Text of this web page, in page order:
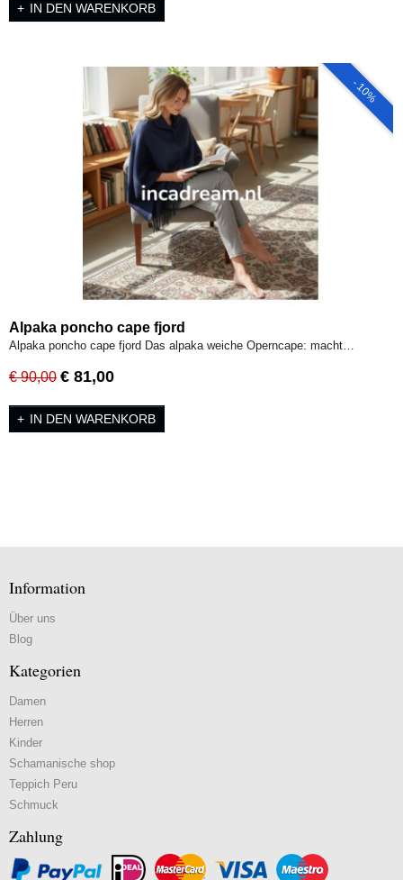
IN DEN WARENKORB
- 10%
Alpaka poncho cape fjord
Alpaka poncho cape fjord Das alpaka weiche Operncape: macht…
€ 90,00 € 81,00
IN DEN WARENKORB
Information
Über uns
Blog
Kategorien
Damen
Herren
Kinder
Schamanische shop
Teppich Peru
Schmuck
Zahlung